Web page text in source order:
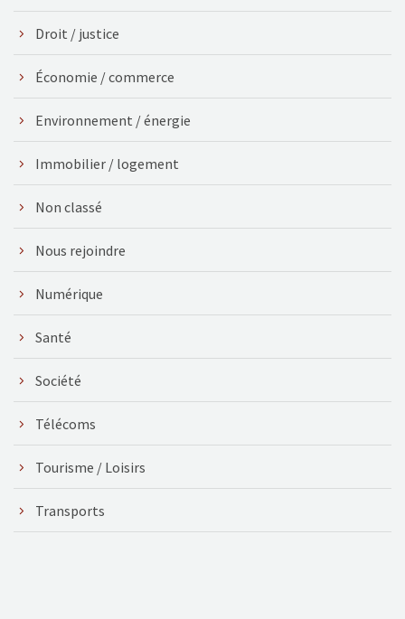
Droit / justice
Économie / commerce
Environnement / énergie
Immobilier / logement
Non classé
Nous rejoindre
Numérique
Santé
Société
Télécoms
Tourisme / Loisirs
Transports